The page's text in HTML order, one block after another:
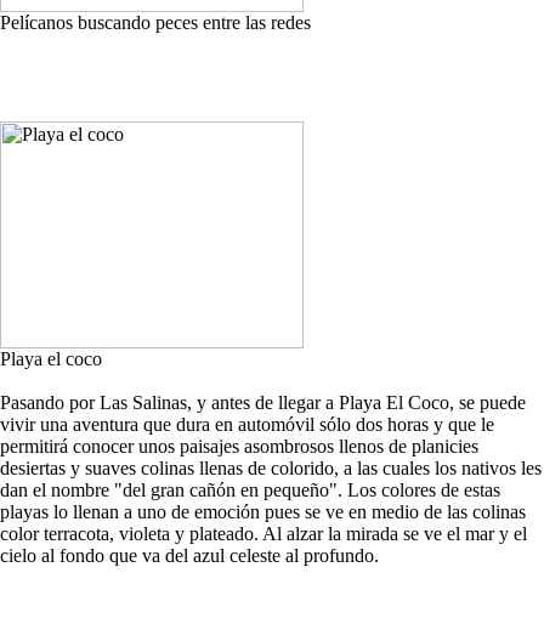
Pelícanos buscando peces entre las redes
Playa el coco
Pasando por Las Salinas, y antes de llegar a Playa El Coco, se puede
vivir una aventura que dura en automóvil sólo dos horas y que le
permitirá conocer unos paisajes asombrosos llenos de planicies
desiertas y suaves colinas llenas de colorido, a las cuales los nativos les
dan el nombre "del gran cañón en pequeño". Los colores de estas
playas lo llenan a uno de emoción pues se ve en medio de las colinas
color terracota, violeta y plateado. Al alzar la mirada se ve el mar y el
cielo al fondo que va del azul celeste al profundo.